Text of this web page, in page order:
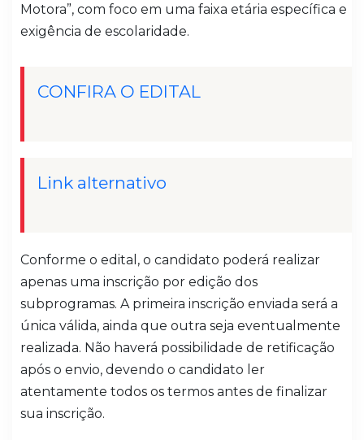
Motora”, com foco em uma faixa etária específica e
exigência de escolaridade.
CONFIRA O EDITAL
Link alternativo
Conforme o edital, o candidato poderá realizar
apenas uma inscrição por edição dos
subprogramas. A primeira inscrição enviada será a
única válida, ainda que outra seja eventualmente
realizada. Não haverá possibilidade de retificação
após o envio, devendo o candidato ler
atentamente todos os termos antes de finalizar
sua inscrição.